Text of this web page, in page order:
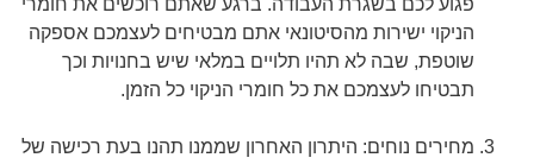
פגוע לכם בשגרת העבודה. ברגע שאתם רוכשים את חומרי
הניקוי ישירות מהסיטונאי אתם מבטיחים לעצמכם אספקה
שוטפת, שבה לא תהיו תלויים במלאי שיש בחנויות וכך
תבטיחו לעצמכם את כל חומרי הניקוי כל הזמן.
מחירים נוחים: היתרון האחרון שממנו תהנו בעת רכישה של